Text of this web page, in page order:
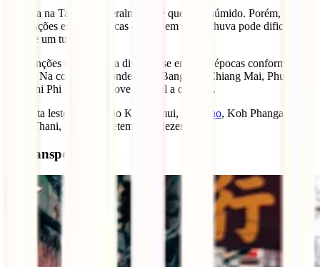
O clima na Tailândia, geralmente, é quente e húmido. Porém, devido
às monções existem épocas do ano em que a chuva pode dificultar a
vida de um turista.
As monções na Tailândia dividem-se em duas épocas conforme a
região. Na costa oeste, onde estão Bangkok, Chiang Mai, Phuket,
Koh Phi Phi e Krabi, chove de abril a outubro.
Na costa leste, onde estão Koh Samui,
Koh Tao, Koh Phangan,
Surat Thani, chove de setembro a dezembro.
8. Transportes